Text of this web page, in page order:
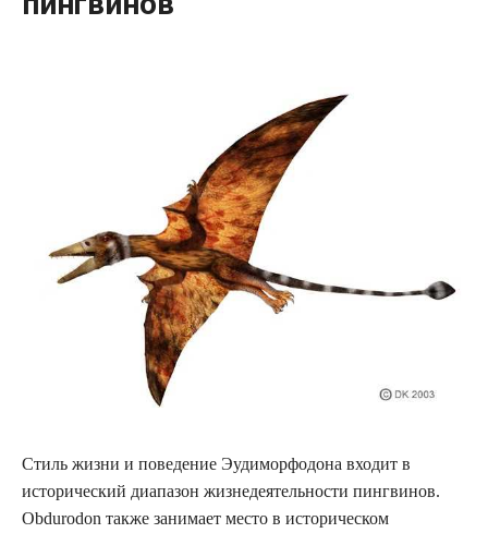
Стиль жизни и поведение Эудиморфодона входит в
исторический диапазон жизнедеятельности пингвинов.
Obdurodon также занимает место в историческом